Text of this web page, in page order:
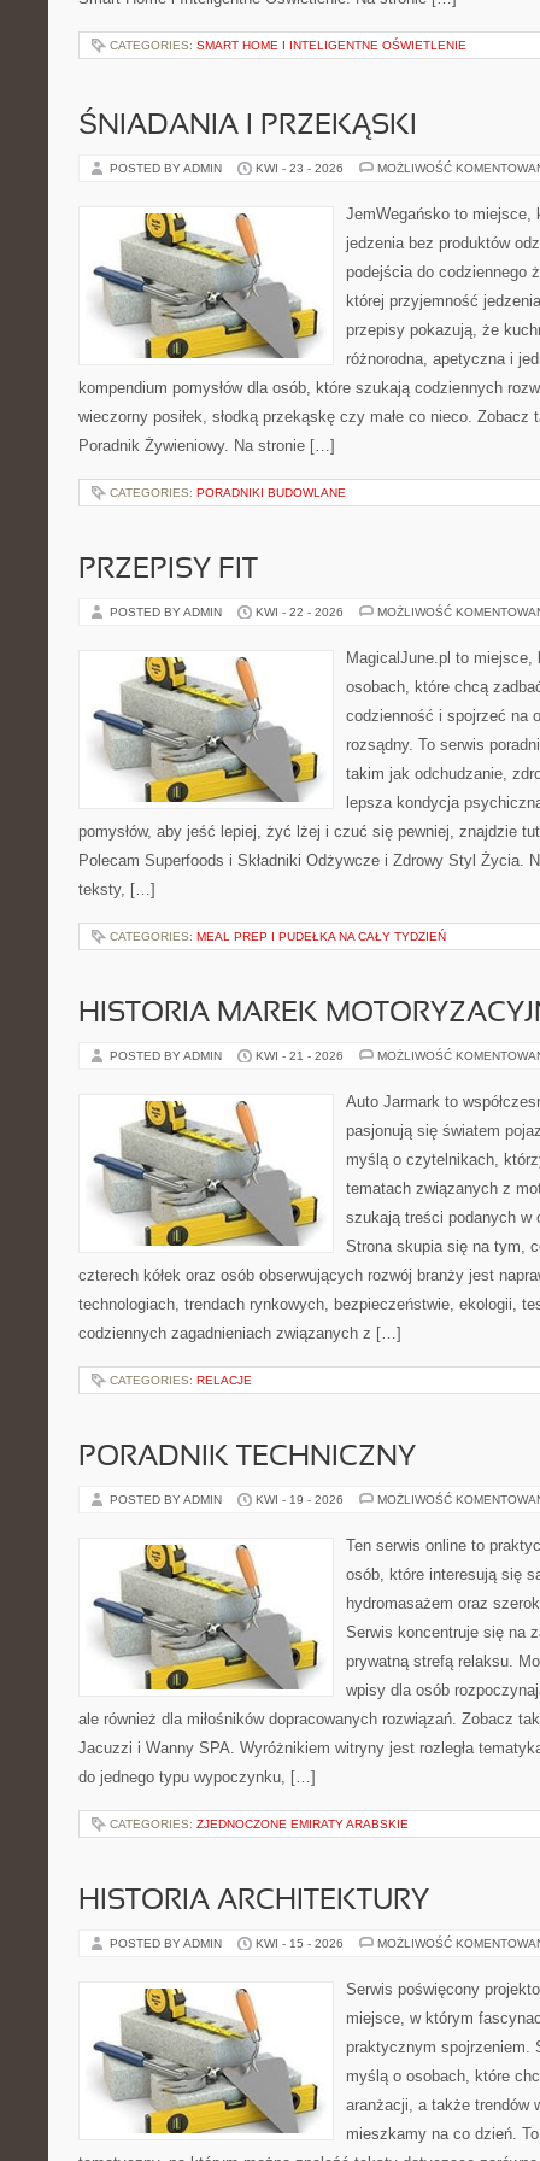
CATEGORIES: SMART HOME I INTELIGENTNE OŚWIETLENIE
ŚNIADANIA I PRZEKĄSKI
POSTED BY ADMIN KWI - 23 - 2026 MOŻLIWOŚĆ
JemWegańsko to miejsce,
jedzenia bez produktów
podejścia do codziennego
której przyjemność
przepisy pokazują, że
różnorodna, apetyczna i
kompendium pomysłów dla osób, które szukają codziennych
wieczorny posiłek, słodką przekąskę czy małe co nieco.
Poradnik Żywieniowy. Na stronie […]
CATEGORIES: PORADNIKI BUDOWLANE
PRZEPISY FIT
POSTED BY ADMIN KWI - 22 - 2026 MOŻLIWOŚĆ
MagicalJune.pl to miejsce,
osobach, które chcą
codzienność i spojrzeć na
rozsądny. To serwis
takim jak odchudzanie,
lepsza kondycja
pomysłów, aby jeść lepiej, żyć lżej i czuć się pewniej, znajdzie
Polecam Superfoods i Składniki Odżywcze i Zdrowy Styl Życia.
teksty, […]
CATEGORIES: MEAL PREP I PUDEŁKA NA CAŁY TYDZIEŃ
HISTORIA MAREK
POSTED BY ADMIN KWI - 21 - 2026 MOŻLIWOŚĆ
Auto Jarmark to
pasjonują się światem
myślą o czytelnikach,
tematach związanych z
szukają treści podanych
Strona skupia się na tym,
czterech kółek oraz osób obserwujących rozwój branży jest
technologiach, trendach rynkowych, bezpieczeństwie, ekologii,
codziennych zagadnieniach związanych z […]
CATEGORIES: RELACJE
PORADNIK TECHNICZNY
POSTED BY ADMIN KWI - 19 - 2026 MOŻLIWOŚĆ
Ten serwis online to
osób, które interesują się
hydromasażem oraz
Serwis koncentruje się na
prywatną strefą relaksu.
wpisy dla osób
ale również dla miłośników dopracowanych rozwiązań. Zobacz
Jacuzzi i Wanny SPA. Wyróżnikiem witryny jest rozległa
do jednego typu wypoczynku, […]
CATEGORIES: ZJEDNOCZONE EMIRATY ARABSKIE
HISTORIA ARCHITEKTURY
POSTED BY ADMIN KWI - 15 - 2026 MOŻLIWOŚĆ
Serwis poświęcony
miejsce, w którym
praktycznym spojrzeniem.
myślą o osobach, które
aranżacji, a także trendów
mieszkamy na co dzień.